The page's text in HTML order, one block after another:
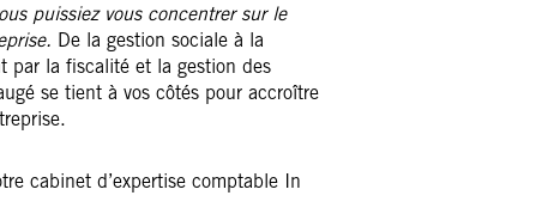
puissiez vous concentrer sur le
De la gestion sociale à la
par la fiscalité et la gestion des
se tient à vos côtés pour accroître
cabinet d’expertise comptable In